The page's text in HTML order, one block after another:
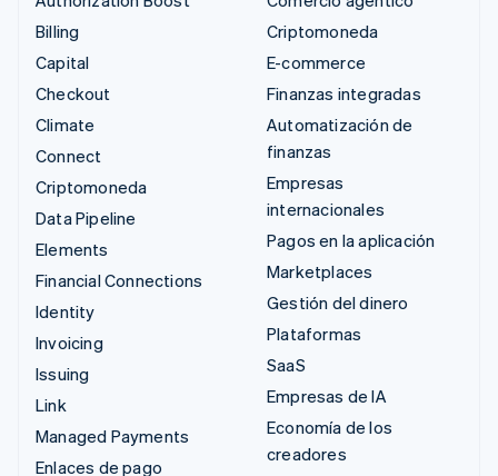
Billing
Capital
Checkout
Climate
Connect
Criptomoneda
Data Pipeline
Elements
Financial Connections
Identity
Invoicing
Issuing
Link
Managed Payments
Enlaces de pago
Criptomoneda
E-commerce
Finanzas integradas
Automatización de
finanzas
Empresas
internacionales
Pagos en la aplicación
Marketplaces
Gestión del dinero
Plataformas
SaaS
Empresas de IA
Economía de los
creadores